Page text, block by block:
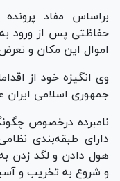
براساس مفاد
حفاظتی پس از ورود
اموال این مکان و
وی انگیزه خود از
جمهوری اسلامی ایران
نامبرده درخصوص
دارای طبقه‌بندی
هول دادن و لگد زدن
و شروع به تخریب و